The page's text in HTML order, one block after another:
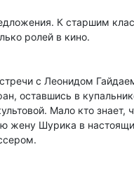
К старшим
ролей в кино.
с Леонидом
оставшись в
Мало кто
жену Шурика в